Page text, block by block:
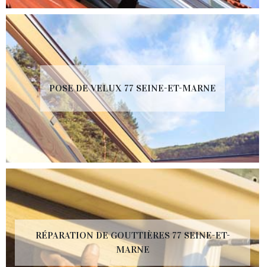
POSE DE VELUX 77 SEINE-ET-MARNE
RÉPARATION DE GOUTTIÈRES 77 SEINE-ET-
MARNE